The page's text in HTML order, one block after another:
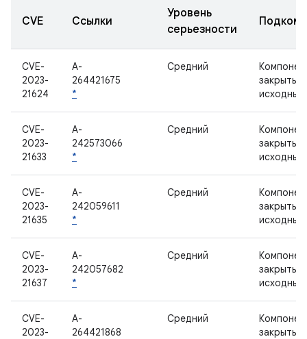
CVE Ссылки
Уровень
серьезности
CVE-
2023-
21624
A-
264421675
*
Средний
закрытым
CVE-
2023-
21633
A-
242573066
*
Средний
закрытым
CVE-
2023-
21635
A-
242059611
*
Средний
закрытым
CVE-
2023-
21637
A-
242057682
*
Средний
закрытым
CVE-
2023-
A-
264421868
Средний
закрытым